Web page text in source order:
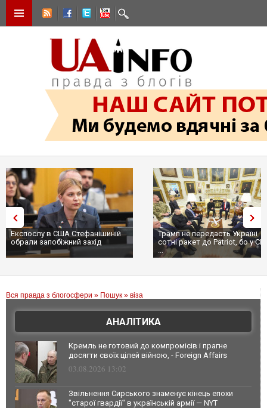
Експослу в США Стефанішиній
обрали запобіжний захід
Трамп не передасть Україні
сотні ракет до Patriot, бо у
...
Вся правда з блогосфери » Пошук » віза
АНАЛІТИКА
Кремль не готовий до компромісів і прагне
досягти своїх цілей війною, - Foreign Affairs
03.08.2026 13:02
Звільнення Сирського знаменує кінець епохи
"старої гвардії" в українській армії — NYT